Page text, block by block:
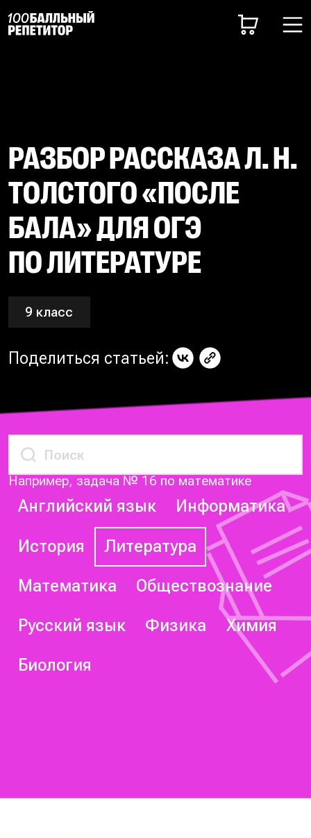
РАЗБОР РАССКАЗА Л. Н.
ТОЛСТОГО «ПОСЛЕ
БАЛА» ДЛЯ ОГЭ
ПО ЛИТЕРАТУРЕ
9 класс
Поделиться статьей:
Например, задача № 16 по математике
Английский язык Информатика
История Литература
Математика Обществознание
Русский язык Физика Химия
Биология